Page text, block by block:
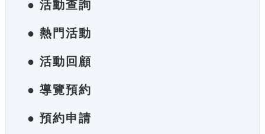
● 活動查詢
● 熱門活動
● 活動回顧
● 導覽預約
● 預約申請